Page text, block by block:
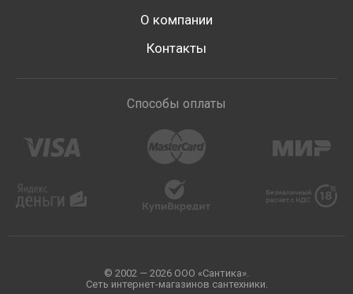
О компании
Контакты
Способы оплаты
© 2002 — 2026 ООО «Сантика».
Сеть интернет-магазинов сантехники.